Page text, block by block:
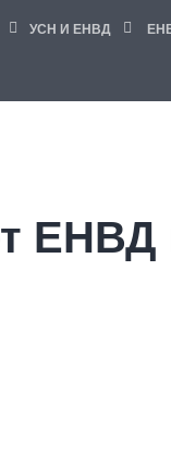
УСН И ЕНВД